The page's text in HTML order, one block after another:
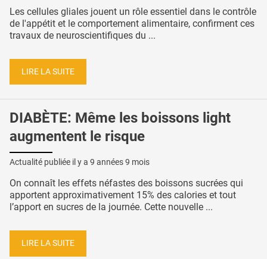
Les cellules gliales jouent un rôle essentiel dans le contrôle
de l'appétit et le comportement alimentaire, confirment ces
travaux de neuroscientifiques du ...
LIRE LA SUITE
DIABÈTE: Même les boissons light
augmentent le risque
Actualité publiée il y a 9 années 9 mois
On connaît les effets néfastes des boissons sucrées qui
apportent approximativement 15% des calories et tout
l’apport en sucres de la journée. Cette nouvelle ...
LIRE LA SUITE